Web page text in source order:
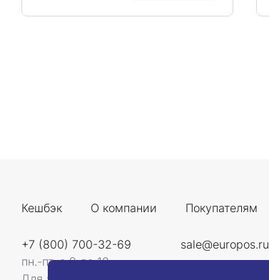
Кешбэк О компании Покупателям
+7 (800) 700-32-69
пн.-пт. с 9 до 18
sale@europos.ru